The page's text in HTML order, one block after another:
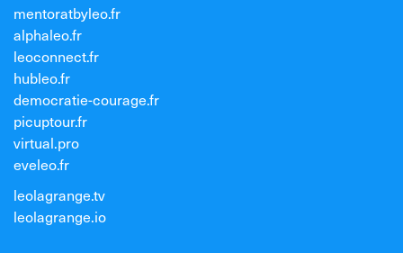
mentoratbyleo.fr
alphaleo.fr
leoconnect.fr
hubleo.fr
democratie-courage.fr
picuptour.fr
virtual.pro
eveleo.fr
leolagrange.tv
leolagrange.io